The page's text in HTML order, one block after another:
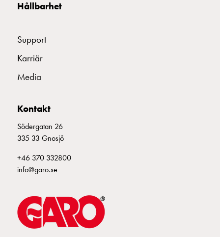
Hållbarhet
Support
Karriär
Media
Kontakt
Södergatan 26
335 33 Gnosjö
+46 370 332800
info@garo.se